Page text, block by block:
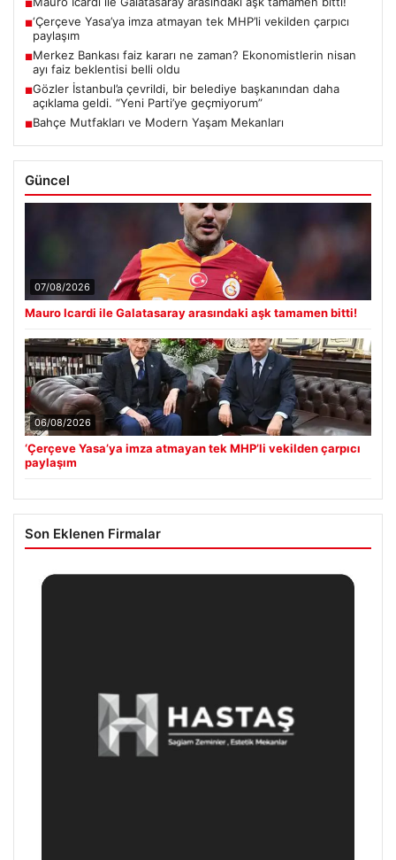
■
■‘Çerçeve Yasa’ya imza atmayan tek MHP’li vekilden çarpıcı
paylaşım
■Merkez Bankası faiz kararı ne zaman? Ekonomistlerin nisan
ayı faiz beklentisi belli oldu
■Gözler İstanbul’a çevrildi, bir belediye başkanından daha
açıklama geldi. “Yeni Parti’ye geçmiyorum”
■Bahçe Mutfakları ve Modern Yaşam Mekanları
Güncel
07/08/2026
Mauro Icardi ile Galatasaray arasındaki aşk tamamen bitti!
06/08/2026
‘Çerçeve Yasa’ya imza atmayan tek MHP’li vekilden çarpıcı
paylaşım
Son Eklenen Firmalar